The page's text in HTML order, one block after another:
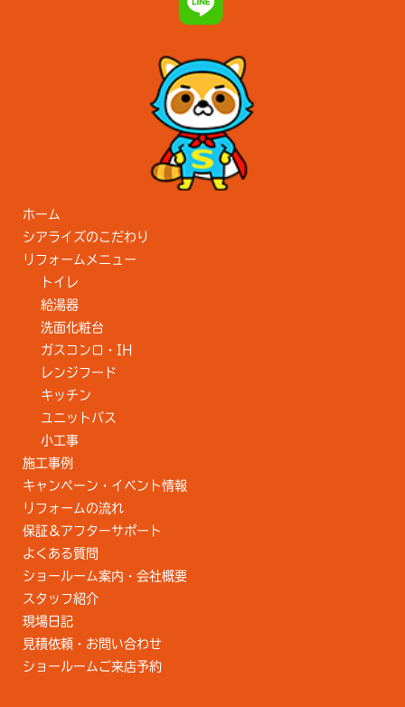
ホーム
シアライズのこだわり
リフォームメニュー
トイレ
給湯器
洗面化粧台
ガスコンロ・IH
レンジフード
キッチン
ユニットバス
小工事
施工事例
キャンペーン・イベント情報
リフォームの流れ
保証＆アフターサポート
よくある質問
ショールーム案内・会社概要
スタッフ紹介
現場日記
見積依頼・お問い合わせ
ショールームご来店予約